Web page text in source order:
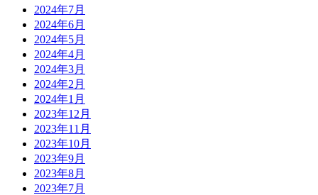
2024年7月
2024年6月
2024年5月
2024年4月
2024年3月
2024年2月
2024年1月
2023年12月
2023年11月
2023年10月
2023年9月
2023年8月
2023年7月